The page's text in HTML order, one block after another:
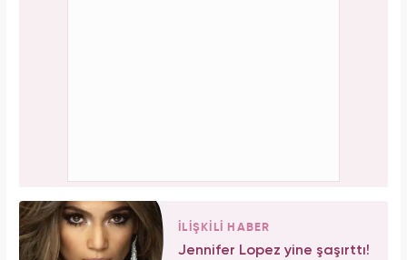
İLİŞKİLİ HABER
Jennifer Lopez yine şaşırttı!